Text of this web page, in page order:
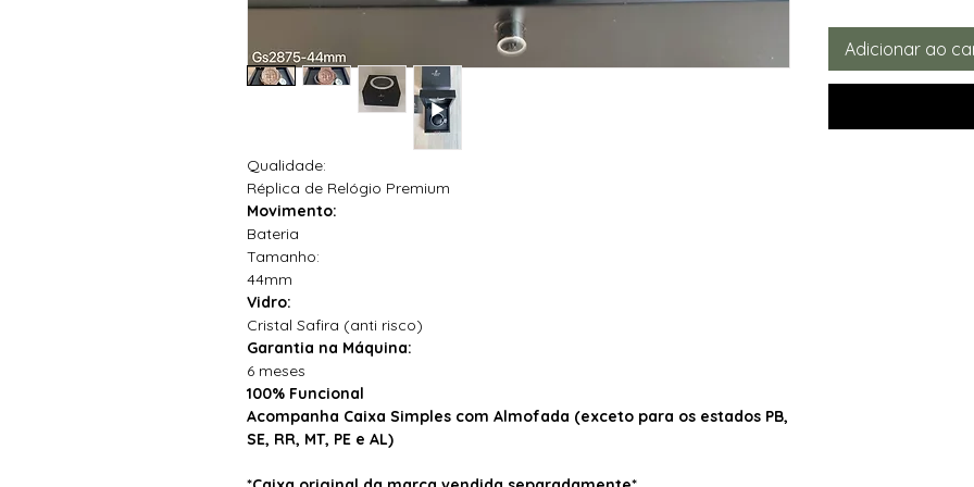
Qualidade:
Réplica de Relógio Premium
Movimento:
Bateria
Tamanho:
44mm
Vidro:
Cristal Safira (anti risco)
Garantia na Máquina:
6 meses
100% Funcional
Acompanha Caixa Simples com Almofada (exceto para os estados PB,
SE, RR, MT, PE e AL)
Adicionar ao